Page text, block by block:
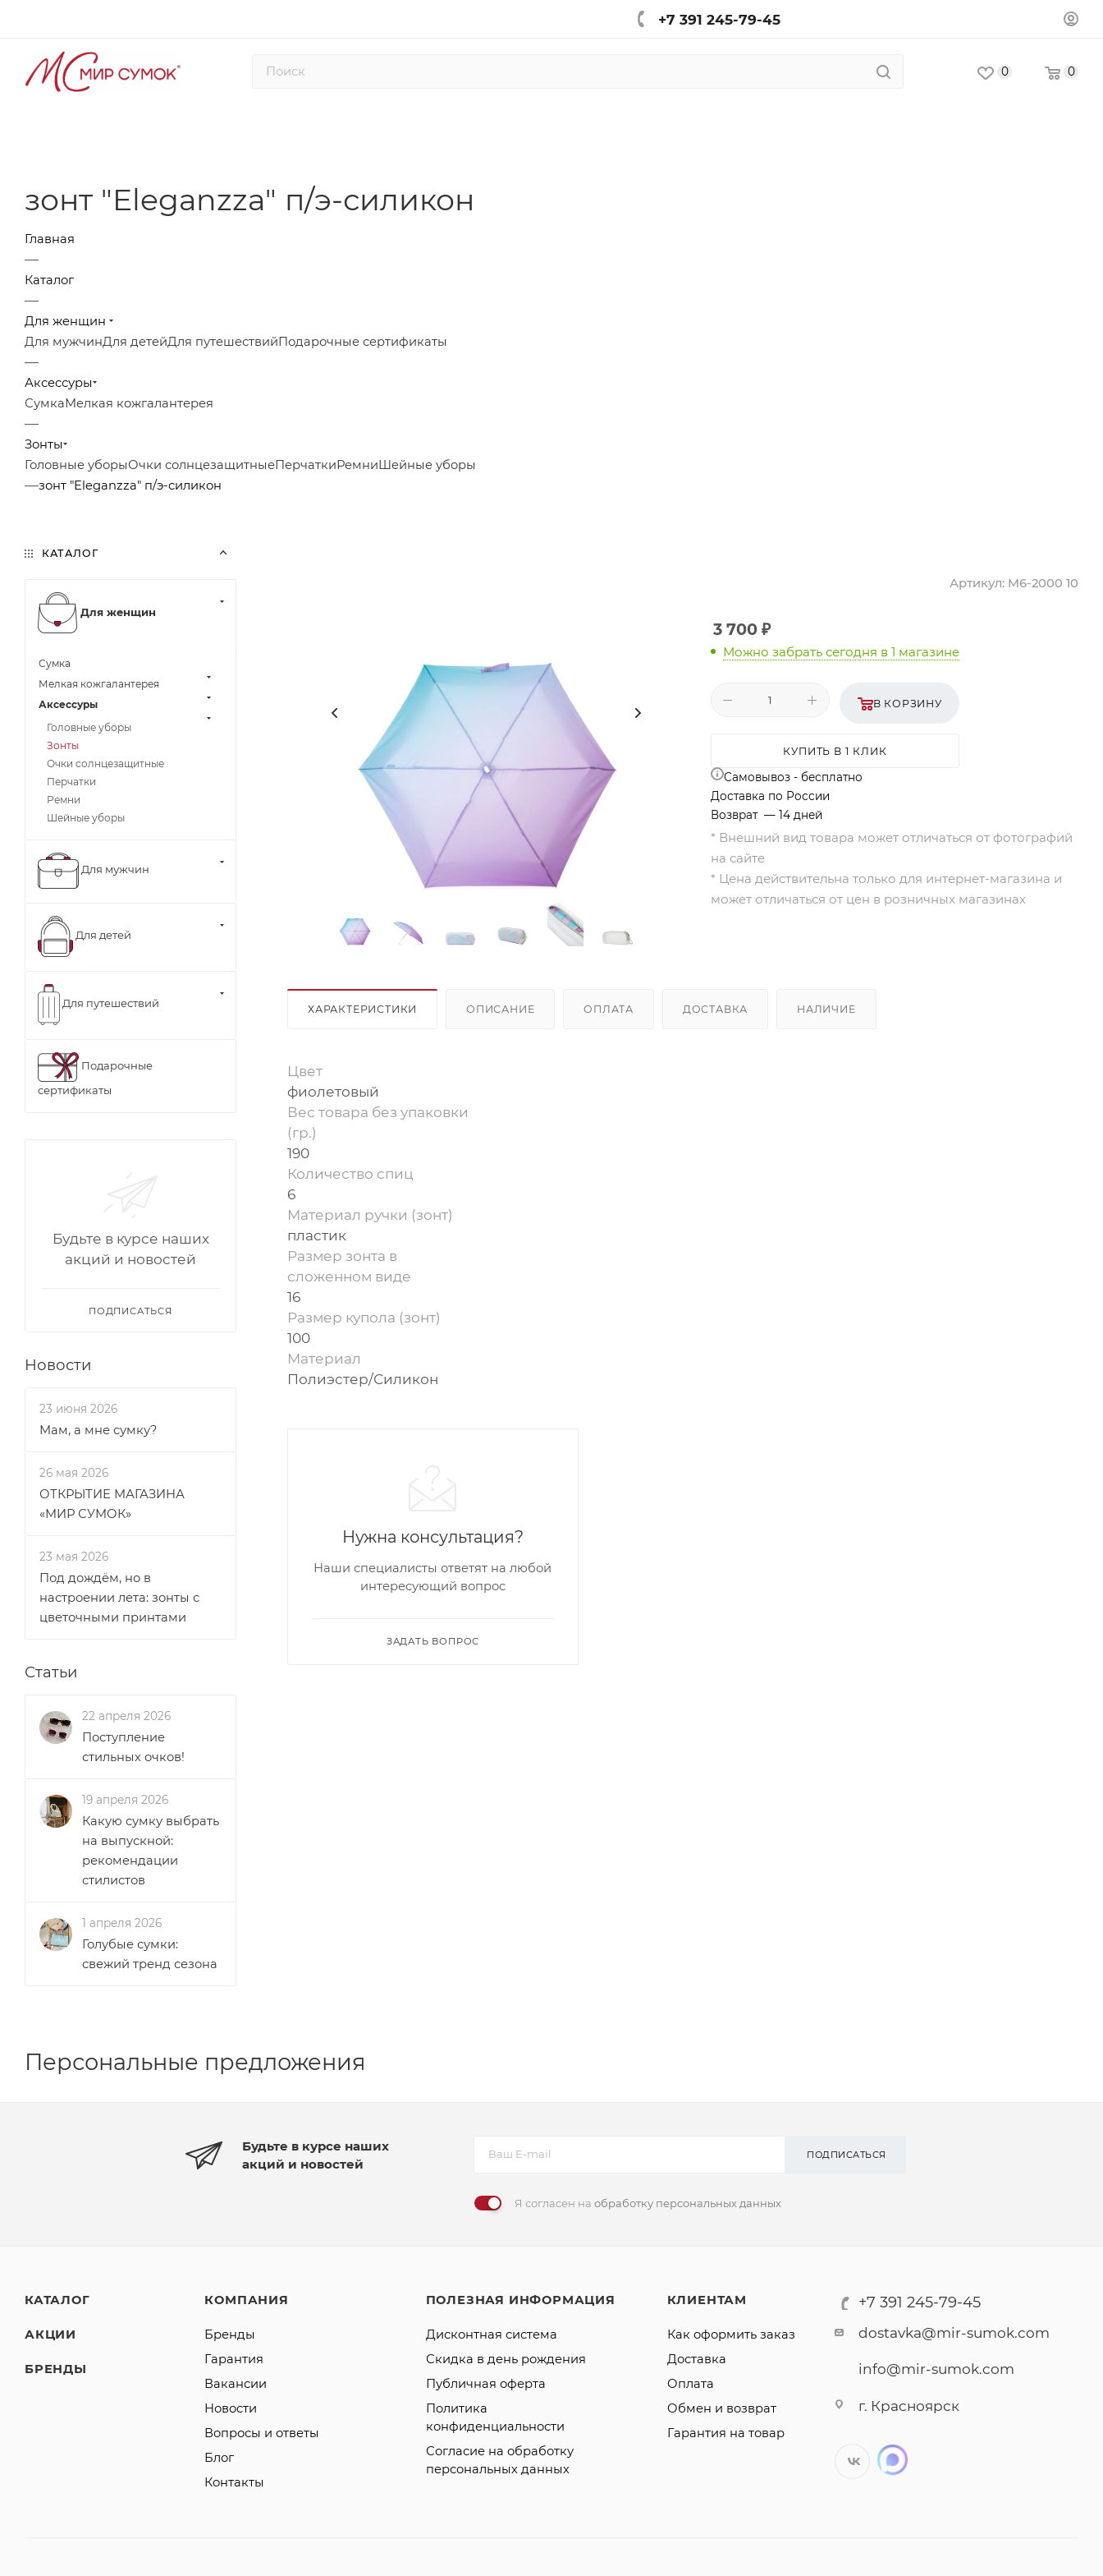
+7 391 245-79-45
0 0
зонт "Eleganzza" п/э-силикон
Главная
—
Каталог
—
Для женщин
Для мужчинДля детейДля путешествийПодарочные сертификаты
—
Аксессуры
СумкаМелкая кожгалантерея
—
Зонты
Головные уборыОчки солнцезащитныеПерчаткиРемниШейные уборы
—зонт "Eleganzza" п/э-силикон
Артикул: M6-2000 10
3 700₽
Можно забрать сегодня в 1 магазине
В КОРЗИНУ
КУПИТЬ В 1 КЛИК
Самовывоз - бесплатно
Доставка по России
Возврат — 14 дней
* Внешний вид товара может отличаться от фотографий
на сайте
* Цена действительна только для интернет-магазина и
может отличаться от цен в розничных магазинах
ХАРАКТЕРИСТИКИ ОПИСАНИЕ ОПЛАТА ДОСТАВКА НАЛИЧИЕ
Цвет
фиолетовый
Вес товара без упаковки
(гр.)
190
Количество спиц
6
Материал ручки (зонт)
пластик
Размер зонта в
сложенном виде
16
Размер купола (зонт)
100
Материал
Полиэстер/Силикон
Нужна консультация?
Наши специалисты ответят на любой
интересующий вопрос
ЗАДАТЬ ВОПРОС
КАТАЛОГ
Для женщин
Сумка
Мелкая кожгалантерея
Аксессуры
Головные уборы
Зонты
Очки солнцезащитные
Перчатки
Ремни
Шейные уборы
Для мужчин
Для детей
Для путешествий
Подарочные
сертификаты
Будьте в курсе наших
акций и новостей
ПОДПИСАТЬСЯ
Новости
23 июня 2026
Мам, а мне сумку?
26 мая 2026
ОТКРЫТИЕ МАГАЗИНА
«МИР СУМОК»
23 мая 2026
Под дождём, но в
настроении лета: зонты с
цветочными принтами
Статьи
22 апреля 2026
Поступление
стильных очков!
19 апреля 2026
Какую сумку выбрать
на выпускной:
рекомендации
стилистов
1 апреля 2026
Голубые сумки:
свежий тренд сезона
Персональные предложения
Будьте в курсе наших
акций и новостей
ПОДПИСАТЬСЯ
Я согласен на обработку персональных данных
КАТАЛОГ
АКЦИИ
БРЕНДЫ
КОМПАНИЯ
Бренды
Гарантия
Вакансии
Новости
Вопросы и ответы
Блог
Контакты
ПОЛЕЗНАЯ ИНФОРМАЦИЯ
Дисконтная система
Скидка в день рождения
Публичная оферта
Политика
конфиденциальности
Согласие на обработку
персональных данных
КЛИЕНТАМ
Как оформить заказ
Доставка
Оплата
Обмен и возврат
Гарантия на товар
+7 391 245-79-45
dostavka@mir-sumok.com
info@mir-sumok.com
г. Красноярск